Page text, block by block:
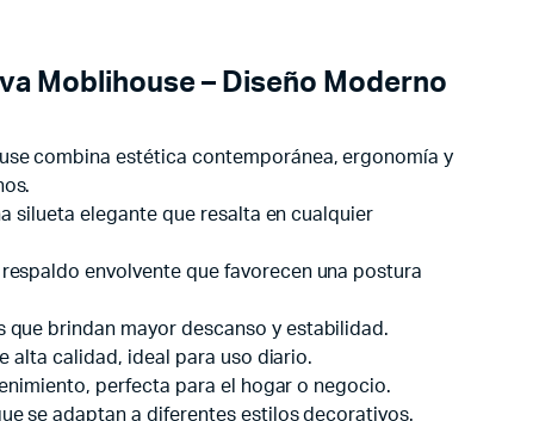
Moblihouse – Diseño Moderno
combina estética contemporánea, ergonomía y
silueta elegante que resalta en cualquier
envolvente que favorecen una postura
que brindan mayor descanso y estabilidad.
alta calidad, ideal para uso diario.
perfecta para el hogar o negocio.
se adaptan a diferentes estilos decorativos.